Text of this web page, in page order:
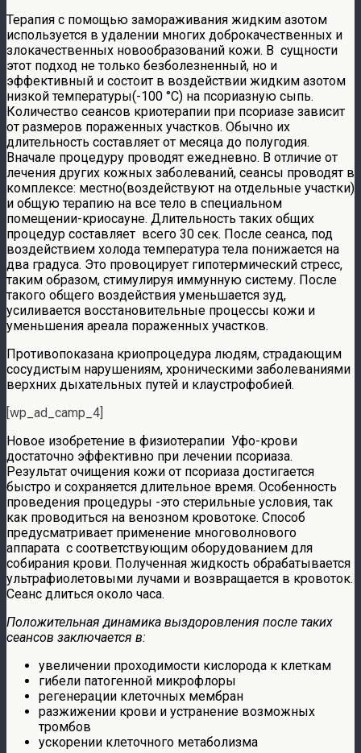
Терапия с помощью замораживания жидким азотом
используется в удалении многих доброкачественных и
злокачественных новообразований кожи. В сущности
этот подход не только безболезненный, но и
эффективный и состоит в воздействии жидким азотом
низкой температуры(-100 °С) на псориазную сыпь.
Количество сеансов криотерапии при псориазе зависит
от размеров пораженных участков. Обычно их
длительность составляет от месяца до полугодия.
Вначале процедуру проводят ежедневно. В отличие от
лечения других кожных заболеваний, сеансы проводят в
комплексе: местно(воздействуют на отдельные участки)
и общую терапию на все тело в специальном
помещении-криосауне. Длительность таких общих
процедур составляет всего 30 сек. После сеанса, под
воздействием холода температура тела понижается на
два градуса. Это провоцирует гипотермический стресс,
таким образом, стимулируя иммунную систему. После
такого общего воздействия уменьшается зуд,
усиливается восстановительные процессы кожи и
уменьшения ареала пораженных участков.
Противопоказана криопроцедура людям, страдающим
сосудистым нарушениям, хроническими заболеваниями
верхних дыхательных путей и клаустрофобией.
[wp_ad_camp_4]
Новое изобретение в физиотерапии Уфо-крови
достаточно эффективно при лечении псориаза.
Результат очищения кожи от псориаза достигается
быстро и сохраняется длительное время. Особенность
проведения процедуры -это стерильные условия, так
как проводиться на венозном кровотоке. Способ
предусматривает применение многоволнового
аппарата с соответствующим оборудованием для
собирания крови. Полученная жидкость обрабатывается
ультрафиолетовыми лучами и возвращается в кровоток.
Сеанс длиться около часа.
Положительная динамика выздоровления после таких
сеансов заключается в:
увеличении проходимости кислорода к клеткам
гибели патогенной микрофлоры
регенерации клеточных мембран
разжижении крови и устранение возможных
тромбов
ускорении клеточного метаболизма